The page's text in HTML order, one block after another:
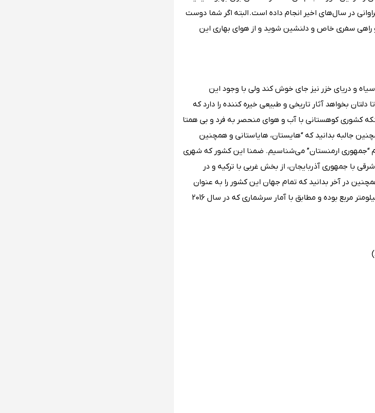
در سال‌های اخیر انجام داده است. البته اگر شما دوست
و راهی سفری خاص و دلنشین شوید و از هوای بهاری این
سیاه و دریای خزر نیز جای خوش کند ولی با وجود این
بخواهد آثار تاریخی و طبیعی خیره کننده را دارد که
کشوری کوهستانی با آب و هوای منحصر به فرد و بی همتا
از ارتفاعی در حدود 1000 متر برخوردارند و همچنین جالبه بدانید که “هایستان، هایاستانی و همچنین
نام “جمهوری ارمنستان” می‌شناسیم. ضمنا این کشور که شهری
با جمهوری آذربایجان، از بخش غربی با ترکیه و در
در آخر بدانید که تمام جهان این کشور را به عنوان
سرزمینی استقلال یافته مشترک المنافع می‌شناسند. مساحت این کشور 29,743 کیلومتر مربع بوده و مطابق با آمار سرشماری که در سال 2016